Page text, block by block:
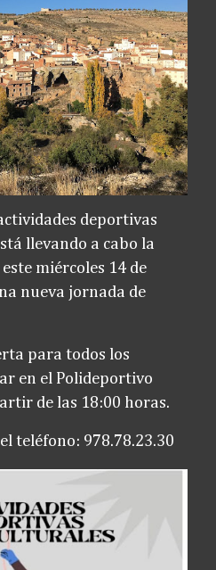
deportivas
llevando a cabo la
miércoles 14 de
nueva jornada de
para todos los
en el Polideportivo
de las 18:00 horas.
teléfono: 978.78.23.30